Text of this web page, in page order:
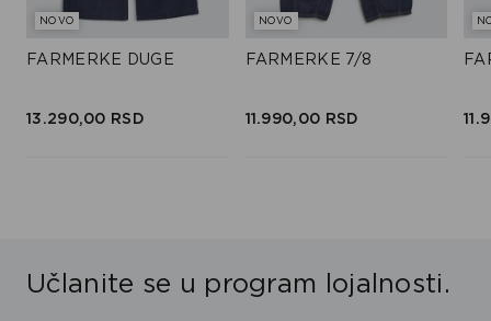
NOVO
FARMERKE DUGE
13.290,00 RSD
NOVO
FARMERKE 7/8
11.990,00 RSD
Učlanite se u program lojalnosti.